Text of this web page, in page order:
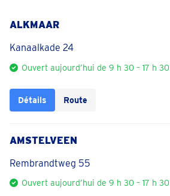
ALKMAAR
Kanaalkade 24
Ouvert aujourd’hui de 9 h 30 – 17 h 30
Détails Route
AMSTELVEEN
Rembrandtweg 55
Ouvert aujourd’hui de 9 h 30 – 17 h 30